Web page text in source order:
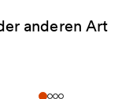
anderen Art